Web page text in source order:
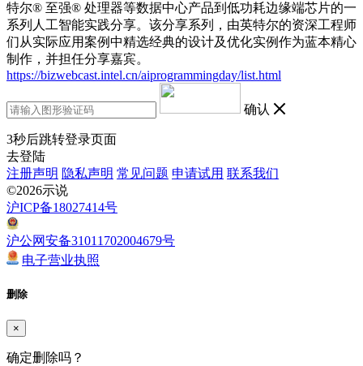
特尔® 至强® 处理器等数据中心产品到低功耗边缘端芯片的一
系列人工智能实践分享。该分享系列，由英特尔的资深工程师
们从实际应用案例中精选经典的设计及优化实例作为蓝本精心
制作，并担任分享嘉宾。
https://bizwebcast.intel.cn/aiprogrammingday/list.html
确认
3秒后跳转登录页面
去登陆
注册声明 隐私声明 常见问题 申请试用 联系我们
©2026示说
沪ICP备18027414号
沪公网安备31011702004679号
电子营业执照
删除
×
确定删除吗？